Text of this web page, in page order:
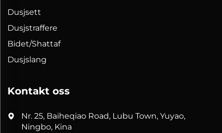
Dusjsett
Dusjstraffere
Bidet/Shattaf
Dusjslang
Kontakt oss
Nr. 25, Baiheqiao Road, Lubu Town, Yuyao,
Ningbo, Kina